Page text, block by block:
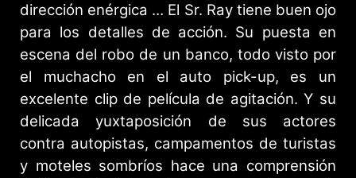
dirección enérgica … El Sr. Ray tiene buen ojo
para los detalles de acción. Su puesta en
escena del robo de un banco, todo visto por
el muchacho en el auto pick-up, es un
excelente clip de película de agitación. Y su
delicada yuxtaposición de sus actores
contra autopistas, campamentos de turistas
y moteles sombríos hace una comprensión